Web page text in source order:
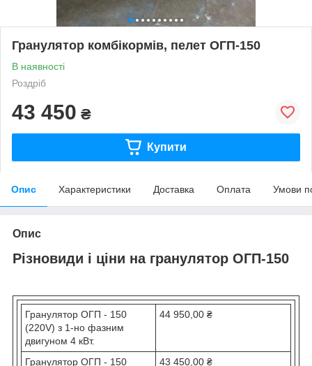
Гранулятор комбікормів, пелет ОГП-150
В наявності
Роздріб
43 450 ₴
Купити
Опис Характеристики Доставка Оплата Умови
Опис
Різновиди і ціни на гранулятор ОГП-150
Гранулятор ОГП - 150
(220V) з 1-но фазним
двигуном 4 кВт.
44 950,00 ₴
Гранулятор ОГП - 150
43 450,00 ₴